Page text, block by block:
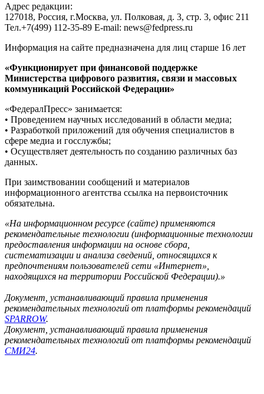
Адрес редакции:
127018, Россия, г.Москва, ул. Полковая, д. 3, стр. 3, офис 211
Тел.+7(499) 112-35-89 E-mail: news@fedpress.ru
Информация на сайте предназначена для лиц старше 16 лет
«Функционирует при финансовой поддержке
Министерства цифрового развития, связи и массовых
коммуникаций Российской Федерации»
«ФедералПресс» занимается:
• Проведением научных исследований в области медиа;
• Разработкой приложений для обучения специалистов в
сфере медиа и госслужбы;
• Осуществляет деятельность по созданию различных баз
данных.
При заимствовании сообщений и материалов
информационного агентства ссылка на первоисточник
обязательна.
«На информационном ресурсе (сайте) применяются
рекомендательные технологии (информационные технологии
предоставления информации на основе сбора,
систематизации и анализа сведений, относящихся к
предпочтениям пользователей сети «Интернет»,
находящихся на территории Российской Федерации).»
Документ, устанавливающий правила применения
рекомендательных технологий от платформы рекомендаций
SPARROW.
Документ, устанавливающий правила применения
рекомендательных технологий от платформы рекомендаций
СМИ24.